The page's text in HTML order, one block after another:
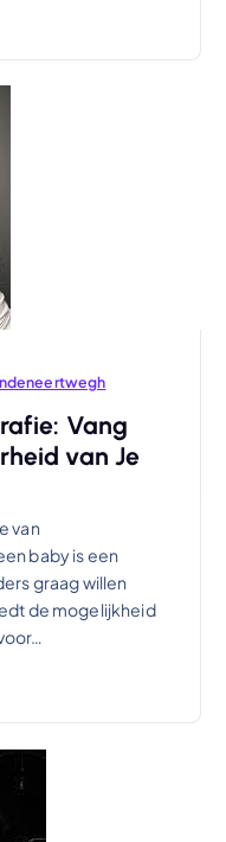
Vang
van Je
van
baby is een
graag willen
de mogelijkheid